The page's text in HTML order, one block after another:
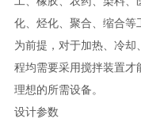
化、烃化、聚合、缩合等
为前提，对于加热、冷
程均需要采用搅拌装置才
理想的所需设备。
设计参数